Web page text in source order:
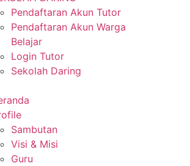
Pendaftaran Akun Tutor
Pendaftaran Akun Warga
Belajar
Login Tutor
Sekolah Daring
Sambutan
Visi & Misi
Guru